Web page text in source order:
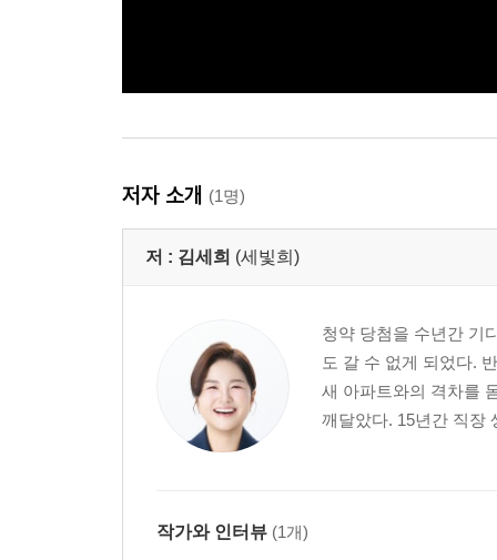
저자 소개 (1명)
저 : 김세희 (세빛희)
청약 당첨을 수년간 기
도 갈 수 없게 되었다.
새 아파트와의 격차를
깨달았다. 15년간 직장
작가와 인터뷰 (1개)